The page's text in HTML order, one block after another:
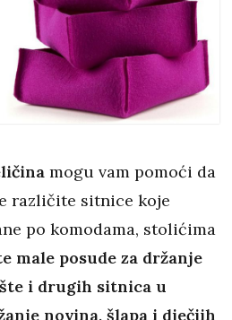
mogu vam pomoći da
različite sitnice koje
po komodama, stolićima
male posude za držanje
i drugih sitnica u
novina, šlapa i dječjih